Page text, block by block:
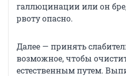
галлюцинации или он
рвоту опасно.
Далее — принять
возможное, чтобы
естественным путем.